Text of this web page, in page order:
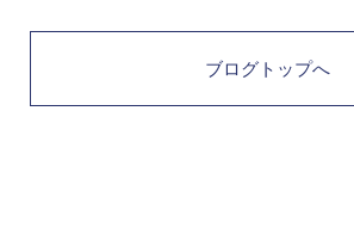
ブログトップへ